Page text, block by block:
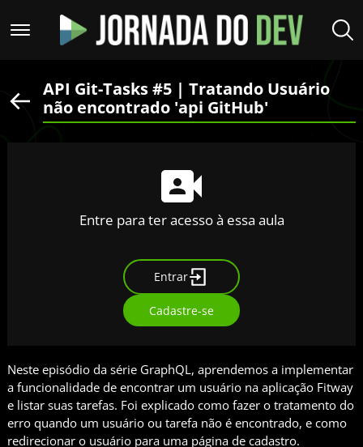
API Git-Tasks #5 | Tratando Usuário
não encontrado 'api GitHub'
Entre para ter acesso à essa aula
Entrar
Cadastre-se
Neste episódio da série GraphQL, aprendemos a implementar
a funcionalidade de encontrar um usuário na aplicação Fitway
e listar suas tarefas. Foi explicado como fazer o tratamento do
erro quando um usuário ou tarefa não é encontrado, e como
redirecionar o usuário para uma página de cadastro.